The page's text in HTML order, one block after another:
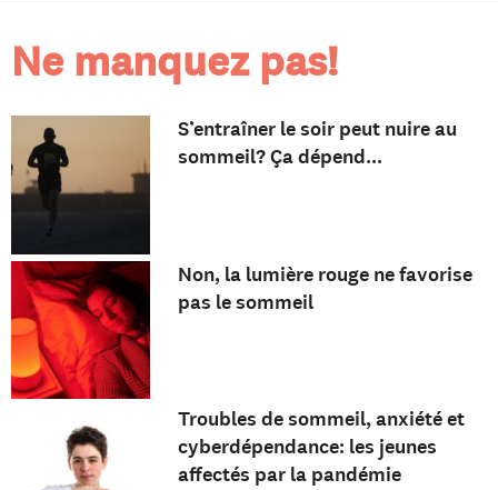
Ne manquez pas!
S’entraîner le soir peut nuire au
sommeil? Ça dépend...
Non, la lumière rouge ne favorise
pas le sommeil
Troubles de sommeil, anxiété et
cyberdépendance: les jeunes
affectés par la pandémie